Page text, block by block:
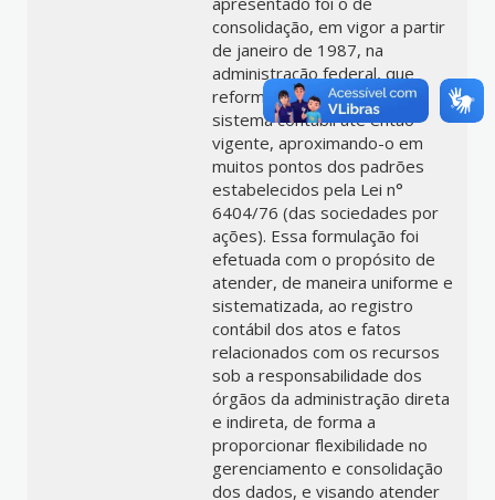
consolidação, em vigor a partir
de janeiro de 1987, na
administração federal, que
reformulou por completo o
sistema contábil até então
vigente, aproximando-o em
muitos pontos dos padrões
estabelecidos pela Lei n°
6404/76 (das sociedades por
ações). Essa formulação foi
efetuada com o propósito de
atender, de maneira uniforme e
sistematizada, ao registro
contábil dos atos e fatos
relacionados com os recursos
sob a responsabilidade dos
órgãos da administração direta
e indireta, de forma a
proporcionar flexibilidade no
gerenciamento e consolidação
dos dados, e visando atender